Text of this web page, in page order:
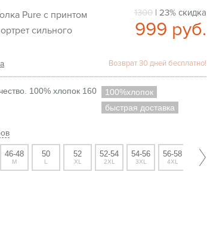
сильного
1300 | 23% скидка
999 руб.
Возврат 30 дней бесплатно!
100% хлопок 160
100%хлопок
быстрая доставка
46-48
M
50
L
52
XL
52-54
2XL
54-56
3XL
56-58
4XL
60
5XL